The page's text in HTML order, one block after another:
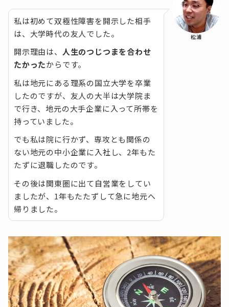
私は初めて双極性障害を開示した相手
は、大学時代の友人でした。
開示理由は、 人生のつじつまを合わせ
たかったからです。
私は地元にある理系の国立大学を卒業
したのですが、友人の大半は大学院ま
で行き、地元の大手企業に入って所帯を
持っていました。
でも私は院に行かず、専攻とも関係の
ない地元の中小企業に入社し、2年もた
たずに退職したのです。
その後は関東圏に出て自営業をしてい
ましたが、1年もたたずして急に地元へ
帰りました。
松浦